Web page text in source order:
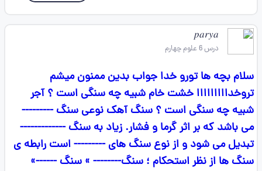
𝑝𝑎𝑟𝑦𝑎
درس 6 علوم چهارم
سلام بچه ها تورو خدا جواب بدین ممنون میشم
تروخدااااااااا خشت خام شبیه چه سنگی است ؟ آجر
شبیه چه سنگی است ؟ سنگ‌ آهک نوعی سنگ ---------
می باشد که بر اثر گرما و فشار. زیاد به سنگ -------------
تبدیل می شود و از نوع سنگ های --------- است رابطه ی
سنگ ها از نظر استحکام ؛ سنگ‌-------- » سنگ ------»